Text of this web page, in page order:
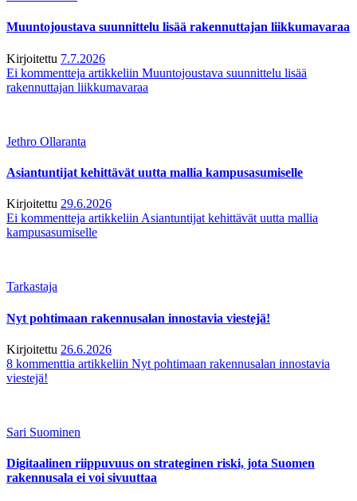
Muuntojoustava suunnittelu lisää rakennuttajan liikkumavaraa
Kirjoitettu 7.7.2026
Ei kommentteja artikkeliin Muuntojoustava suunnittelu lisää
rakennuttajan liikkumavaraa
Jethro Ollaranta
Asiantuntijat kehittävät uutta mallia kampusasumiselle
Kirjoitettu 29.6.2026
Ei kommentteja artikkeliin Asiantuntijat kehittävät uutta mallia
kampusasumiselle
Tarkastaja
Nyt pohtimaan rakennusalan innostavia viestejä!
Kirjoitettu 26.6.2026
8 kommenttia artikkeliin Nyt pohtimaan rakennusalan innostavia
viestejä!
Sari Suominen
Digitaalinen riippuvuus on strateginen riski, jota Suomen
rakennusala ei voi sivuuttaa